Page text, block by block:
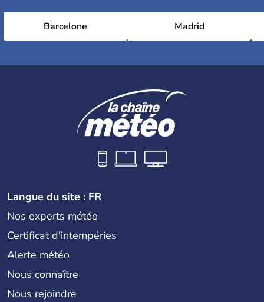
Barcelone Madrid
Langue du site : FR
Nos experts météo
Certificat d'intempéries
Alerte météo
Nous connaître
Nous rejoindre